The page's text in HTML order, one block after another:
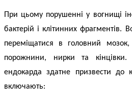
При цьому порушенні у вогнищі
бактерій і клітинних фрагментів.
переміщатися в головний мозок,
порожнини, нирки та кінцівки.
ендокарда здатне призвести до
включають: